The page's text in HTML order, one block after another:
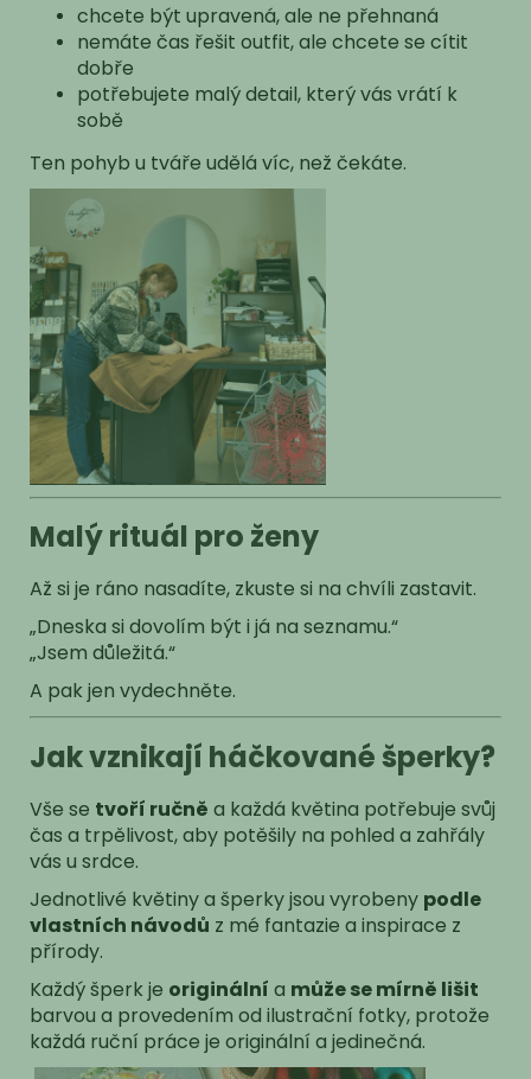
chcete být upravená, ale ne přehnaná
nemáte čas řešit outfit, ale chcete se cítit
dobře
potřebujete malý detail, který vás vrátí k
sobě
Ten pohyb u tváře udělá víc, než čekáte.
Malý rituál pro ženy
Až si je ráno nasadíte, zkuste si na chvíli zastavit.
„Dneska si dovolím být i já na seznamu.“
„Jsem důležitá.“
A pak jen vydechněte.
Jak vznikají háčkované šperky?
Vše se tvoří ručně a každá květina potřebuje svůj
čas a trpělivost, aby potěšily na pohled a zahřály
vás u srdce.
Jednotlivé květiny a šperky jsou vyrobeny podle
vlastních návodů z mé fantazie a inspirace z
přírody.
Každý šperk je originální a může se mírně lišit
barvou a provedením od ilustrační fotky, protože
každá ruční práce je originální a jedinečná.